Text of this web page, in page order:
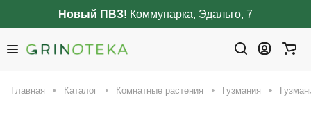
Новый ПВЗ! Коммунарка, Эдальго, 7
Главная Каталог Комнатные растения Гузмания